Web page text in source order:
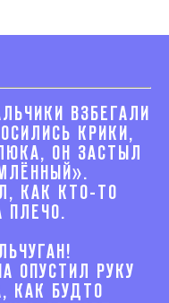
ВЗБЕГАЛИ
КРИКИ,
ОН ЗАСТЫЛ
КАК КТО-ТО
ПЛЕЧО.
ОПУСТИЛ РУКУ
КАК БУДТО